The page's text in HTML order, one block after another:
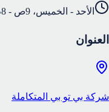
الأحد - الخميس، 9ص - 8م
العنوان
شركة بي تو بي المتكاملة